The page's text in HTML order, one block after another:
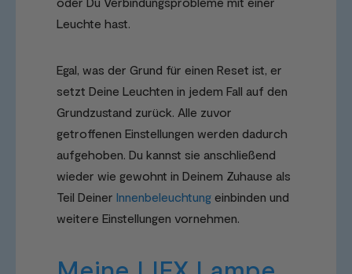
Leuchte hast.
Egal, was der Grund für einen Reset ist, er
setzt Deine Leuchten in jedem Fall auf den
Grundzustand zurück. Alle zuvor
getroffenen Einstellungen werden dadurch
aufgehoben. Du kannst sie anschließend
wieder wie gewohnt in Deinem Zuhause als
Teil Deiner Innenbeleuchtung einbinden und
weitere Einstellungen vornehmen.